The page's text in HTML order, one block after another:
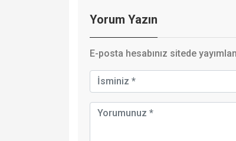
Yorum Yazın
E-posta hesabınız sitede